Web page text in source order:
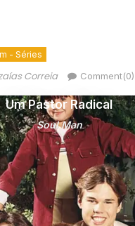
- Séries
Correia Comment(0)
Soul Man
Um Pastor Radical